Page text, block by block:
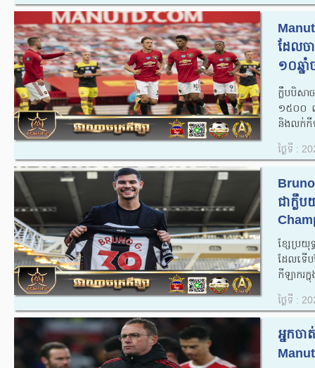
ដែលច
១០ឆ្ន
ក្លឹបបិស
១៥០០ ល
និងលក់កី
ថ្ងៃទី :
ជាក្លឹ
ខ្សែប្រយុ
ដែលទើ
កីឡាករក្
ថ្ងៃទី :
អ្នកច